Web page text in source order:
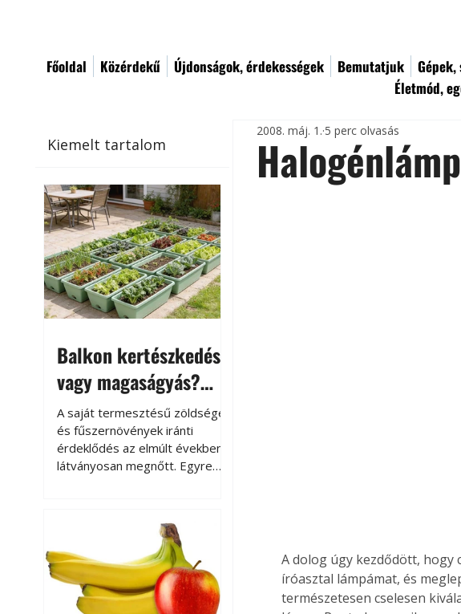
Főoldal Közérdekű Újdonságok, érdekességek Bemutatjuk
Életmód,
Kiemelt tartalom
Balkon kertészkedés
vagy magaságyás?
Helytakarékos
kertészkedés
A saját termesztésű zöldségek
és fűszernövények iránti
érdeklődés az elmúlt években
látványosan megnőtt. Egyre
kertészkedés sokak számára
kikapcsolódást és feltöltődést
is jelent.
2008. máj. 1. 5 perc olvasás
A dolog úgy kezdődött, hogy
íróasztal lámpámat, és
természetesen cselesen